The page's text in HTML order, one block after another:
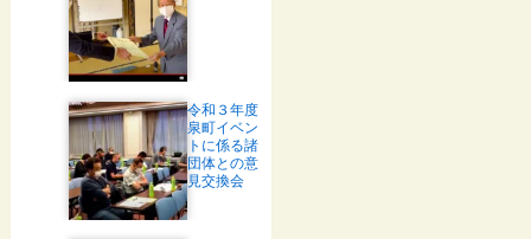
令和３年度
泉町イベン
トに係る諸
団体との意
見交換会